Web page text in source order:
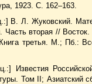
1923. С. 162–163.
В. Л. Жуковский.
Часть вторая //
третья. М.; Пб.:
Известия
Том II; Азиатский